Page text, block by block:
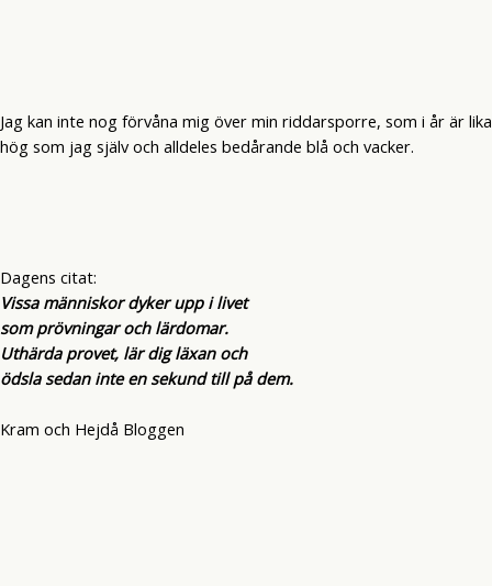
Jag kan inte nog förvåna mig över min riddarsporre, som i år är lika
hög som jag själv och alldeles bedårande blå och vacker.
Dagens citat:
Vissa människor dyker upp i livet
som prövningar och lärdomar.
Uthärda provet, lär dig läxan och
ödsla sedan inte en sekund till på dem.
Kram och Hejdå Bloggen